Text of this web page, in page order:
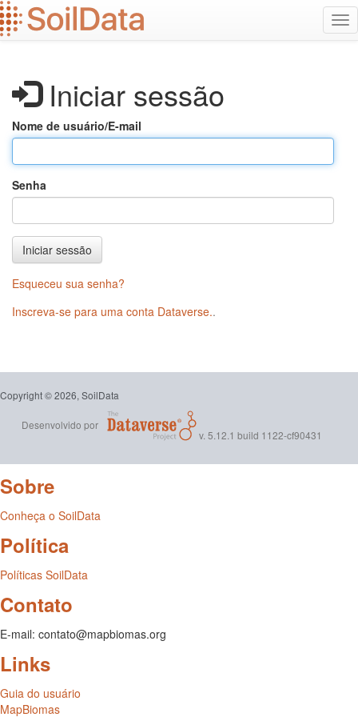
Ir
para
o
Iniciar sessão
Nome de usuário/E-mail
Senha
Iniciar sessão
Esqueceu sua senha?
Inscreva-se para uma conta Dataverse..
Copyright © 2026, SoilData
Desenvolvido por
v. 5.12.1 build 1122-cf90431
Sobre
Conheça o SoilData
Política
Políticas SoilData
Contato
E-mail: contato@mapbiomas.org
Links
Guia do usuário
MapBiomas